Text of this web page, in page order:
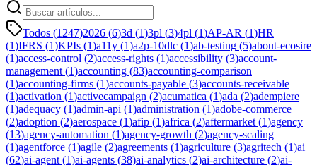
Todos (1247)2026 (6)3d (1)3pl (3)4pl (1)AP-AR (1)HR
(1)IFRS (1)KPIs (1)a11y (1)a2p-10dlc (1)ab-testing (5)about-ecosire
(1)access-control (2)access-rights (1)accessibility (3)account-
management (1)accounting (83)accounting-comparison
(1)accounting-firms (1)accounts-payable (3)accounts-receivable
(1)activation (1)activecampaign (2)acumatica (1)ada (2)adempiere
(1)adequacy (1)admin-api (1)administration (1)adobe-commerce
(2)adoption (2)aerospace (1)afip (1)africa (2)aftermarket (1)agency
(13)agency-automation (1)agency-growth (2)agency-scaling
(1)agentforce (1)agile (2)agreements (1)agriculture (3)agritech (1)ai
(62)ai-agent (1)ai-agents (38)ai-analytics (2)ai-architecture (2)ai-